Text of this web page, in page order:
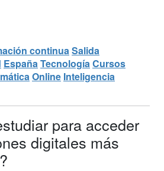
continua Salida
España Tecnología Cursos
Online Inteligencia
para acceder
digitales más